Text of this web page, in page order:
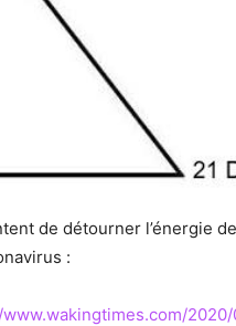
de détourner l’énergie
: